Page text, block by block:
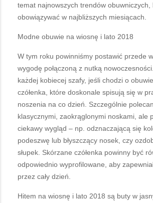
temat najnowszych trendów obuwniczych,
obowiązywać w najbliższych miesiącach.
Modne obuwie na wiosnę i lato 2018
W tym roku powinniśmy postawić przede
wygodę połączoną z nutką
każdej kobiecej szafy, jeśli chodzi o
czółenka, które doskonale spisują się w
noszenia na co dzień. Szczególnie
klasycznymi, zaokrąglonymi noskami, ale
ciekawy wygląd – np. odznaczającą się
podeszwę lub błyszczący nosek, czy
słupek. Skórzane czółenka powinny być
odpowiednio wyprofilowane, aby
przez cały dzień.
Hitem na wiosnę i lato 2018 są buty w